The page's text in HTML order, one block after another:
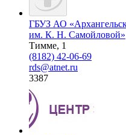
ГБУЗ АО
им. К. Н. Самойловой»
Тимме, 1
(8182) 42-06-69
rds@atnet.ru
3387